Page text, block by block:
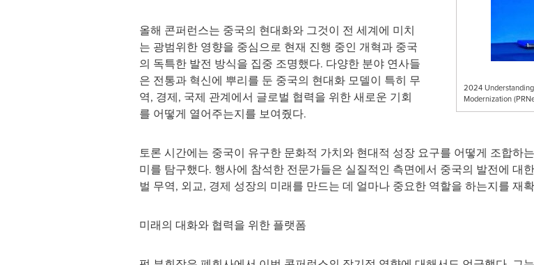
2024
Modernization
올해 콘퍼런스는 중국의 현대화와 그것이 전 세계에 미치
는 광범위한 영향을 중심으로 현재 진행 중인 개혁과 중국
의 독특한 발전 방식을 집중 조명했다. 다양한 분야 연사들
은 전통과 혁신에 뿌리를 둔 중국의 현대화 모델이 특히 무
역, 경제, 국제 관계에서 글로벌 협력을 위한 새로운 기회
를 어떻게 열어주는지를 보여줬다.
토론 시간에는 중국이 유구한 문화적 가치와 현대적 성장 요구를 어떻게 조합하
미를 탐구했다. 행사에 참석한 전문가들은 실질적인 측면에서 중국의 발전에 대
벌 무역, 외교, 경제 성장의 미래를 만드는 데 얼마나 중요한 역할을 하는지를 재
미래의 대화와 협력을 위한 플랫폼